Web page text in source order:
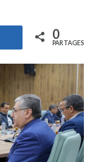
Partagez 0
PARTAGES